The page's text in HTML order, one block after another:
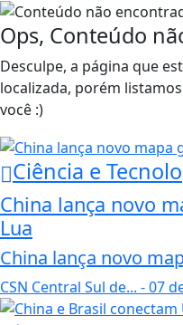
Ops, Conteúdo
Desculpe, a página que
localizada, porém
você :)
Ciência e
China lança novo
Lua
China lança novo
CSN Central Sul de... - 07